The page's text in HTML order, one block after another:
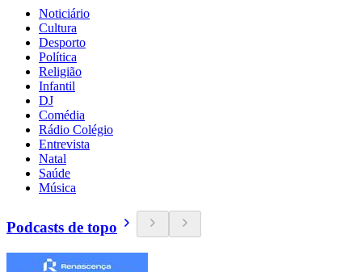
Noticiário
Cultura
Desporto
Política
Religião
Infantil
DJ
Comédia
Rádio Colégio
Entrevista
Natal
Saúde
Música
Podcasts de topo